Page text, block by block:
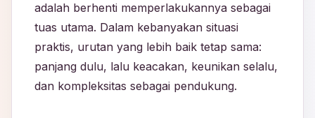
adalah berhenti memperlakukannya sebagai
tuas utama. Dalam kebanyakan situasi
praktis, urutan yang lebih baik tetap sama:
panjang dulu, lalu keacakan, keunikan selalu,
dan kompleksitas sebagai pendukung.